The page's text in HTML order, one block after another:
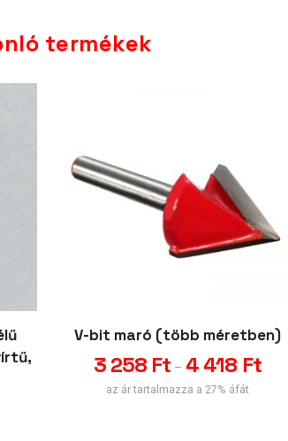
termékek
V-bit maró (több méretben)
3 258 Ft – 4 418 Ft
az ár tartalmazza a 27% áfát